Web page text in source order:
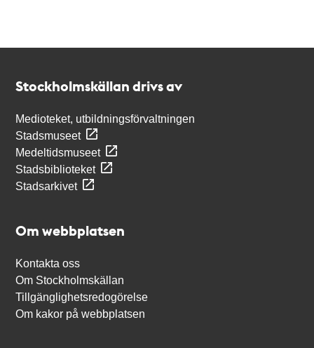
Stockholmskällan drivs av
Medioteket, utbildningsförvaltningen
Stadsmuseet
Medeltidsmuseet
Stadsbiblioteket
Stadsarkivet
Om webbplatsen
Kontakta oss
Om Stockholmskällan
Tillgänglighetsredogörelse
Om kakor på webbplatsen